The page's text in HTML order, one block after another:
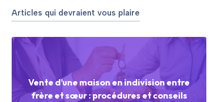
Articles qui devraient vous plaire
Vente d’une maison en indivision entre
frère et sœur : procédures et conseils